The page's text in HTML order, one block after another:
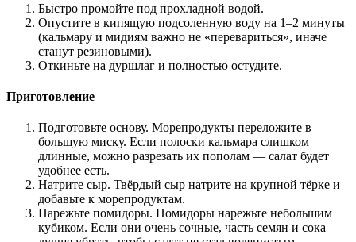
Быстро промойте под прохладной водой.
Опустите в кипящую подсоленную воду на 1–2 минуты
(кальмару и мидиям важно не «перевариться», иначе
станут резиновыми).
Откиньте на дуршлаг и полностью остудите.
Приготовление
Подготовьте основу. Морепродукты переложите в
большую миску. Если полоски кальмара слишком
длинные, можно разрезать их пополам — салат будет
удобнее есть.
Натрите сыр. Твёрдый сыр натрите на крупной тёрке и
добавьте к морепродуктам.
Нарежьте помидоры. Помидоры нарежьте небольшим
кубиком. Если они очень сочные, часть семян и сока